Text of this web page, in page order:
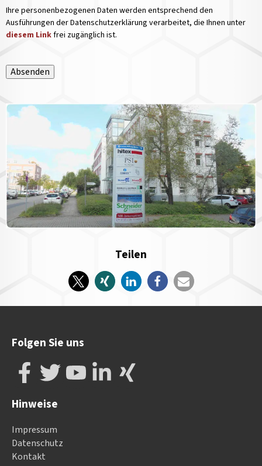
Ihre personenbezogenen Daten werden entsprechend den
Ausführungen der Datenschutzerklärung verarbeitet, die Ihnen unter
diesem Linkfrei zugänglich ist.
Absenden
Teilen
Folgen Sie uns
Hinweise
Impressum
Datenschutz
Kontakt